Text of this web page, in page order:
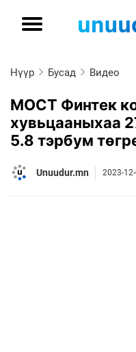
Нүүр Бусад Видео
МОСТ Финтек
хувьцааныхаа
5.8 тэрбум
Unuudur.mn 2023-